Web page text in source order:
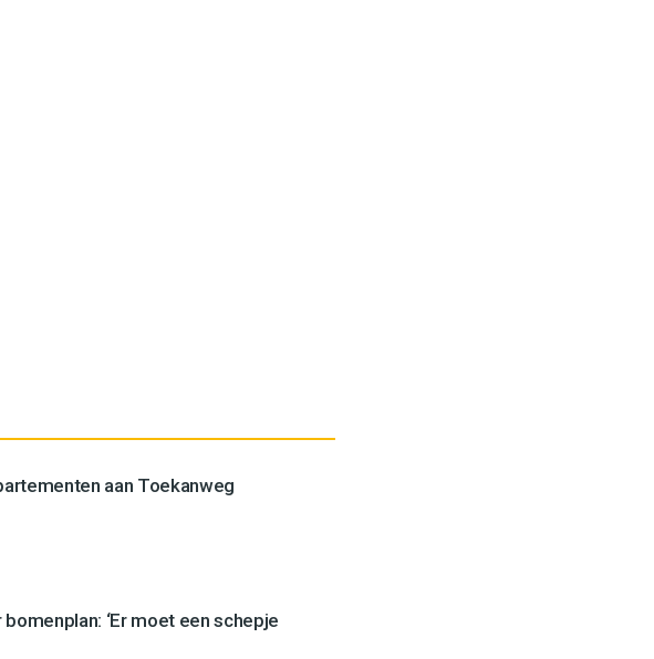
aan Toekanweg
‘Er moet een schepje